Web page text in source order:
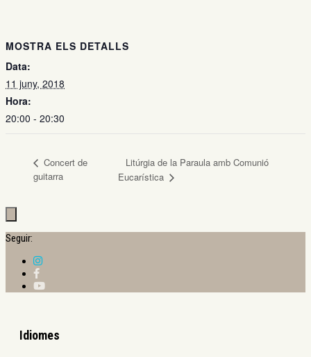
MOSTRA ELS DETALLS
Data:
11 juny, 2018
Hora:
20:00 - 20:30
Concert de
guitarra
Litúrgia de la Paraula amb Comunió
Eucarística
Seguir:
Idiomes